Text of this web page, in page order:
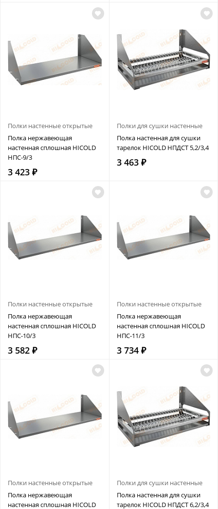
Полки настенные открытые
Полка нержавеющая
настенная сплошная HICOLD
НПС-9/3
3 423 ₽
Полки для сушки настенные
Полка настенная для сушки
тарелок HICOLD НПДСТ 5,2/3,4
3 463 ₽
Полки настенные открытые
Полка нержавеющая
настенная сплошная HICOLD
НПС-10/3
3 582 ₽
Полки настенные открытые
Полка нержавеющая
настенная сплошная HICOLD
НПС-11/3
3 734 ₽
Полки настенные открытые
Полка нержавеющая
настенная сплошная HICOLD
Полки для сушки настенные
Полка настенная для сушки
тарелок HICOLD НПДСТ 6,2/3,4